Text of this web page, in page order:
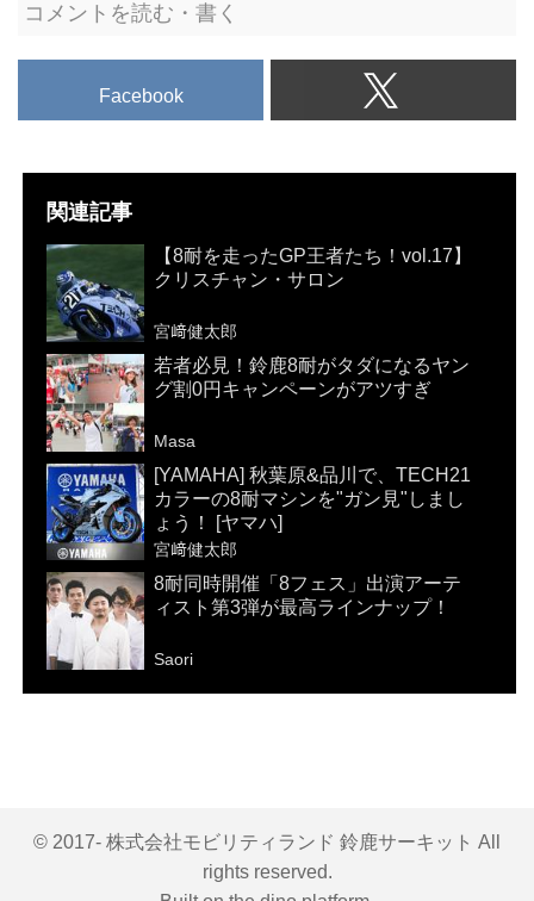
コメントを読む・書く
Facebook
関連記事
【8耐を走ったGP王者たち！vol.17】
クリスチャン・サロン
宮﨑健太郎
若者必見！鈴鹿8耐がタダになるヤン
グ割0円キャンペーンがアツすぎ
Masa
[YAMAHA] 秋葉原&品川で、TECH21
カラーの8耐マシンを"ガン見"しまし
ょう！ [ヤマハ]
宮﨑健太郎
8耐同時開催「8フェス」出演アーテ
ィスト第3弾が最高ラインナップ！
Saori
© 2017- 株式会社モビリティランド 鈴鹿サーキット All
rights reserved.